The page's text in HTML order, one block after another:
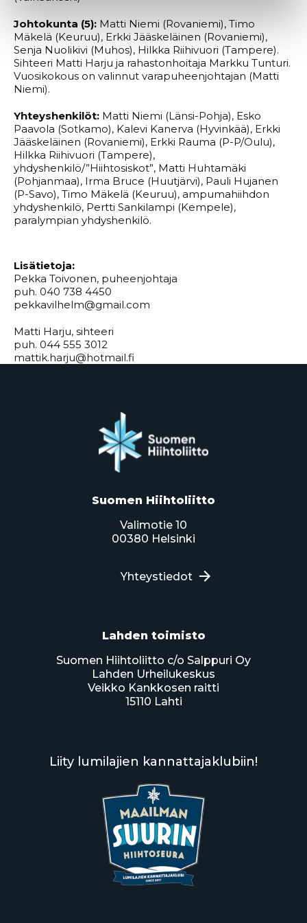
Johtokunta (5): Matti Niemi (Rovaniemi), Timo
Mäkelä (Keuruu), Erkki Jääskeläinen (Rovaniemi),
Senja Nuolikivi (Muhos), Hilkka Riihivuori (Tampere).
Sihteeri Matti Harju ja rahastonhoitaja Markku Tunturi.
Vuosikokous on valinnut varapuheenjohtajan (Matti
Niemi).
Yhteyshenkilöt: Matti Niemi (Länsi-Pohja), Esko
Paavola (Sotkamo), Kalevi Kanerva (Hyvinkää), Erkki
Jääskeläinen (Rovaniemi), Erkki Rauma (P-P/Oulu),
Hilkka Riihivuori (Tampere),
yhdyshenkilö/”Hiihtosiskot”, Matti Huhtamäki
(Pohjanmaa), Irma Bruce (Huutjärvi), Pauli Hujanen
(P-Savo), Timo Mäkelä (Keuruu), ampumahiihdon
yhdyshenkilö, Pertti Sankilampi (Kempele),
paralympian yhdyshenkilö.
Lisätietoja:
Pekka Toivonen, puheenjohtaja
puh. 040 738 4450
pekkavilhelm@gmail.com
Matti Harju, sihteeri
puh. 044 555 3012
mattik.harju@hotmail.fi
Suomen Hiihtoliitto
Valimotie 10
00380 Helsinki
Yhteystiedot
Lahden toimisto
Suomen Hiihtoliitto c/o Salppuri Oy
Lahden Urheilukeskus
Veikko Kankkosen raitti
15110 Lahti
Liity lumilajien kannattajaklubiin!